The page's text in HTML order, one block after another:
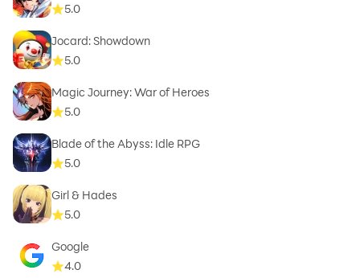
5.0
Jocard: Showdown
5.0
Magic Journey: War of Heroes
5.0
Blade of the Abyss: Idle RPG
5.0
Girl & Hades
5.0
Google
4.0